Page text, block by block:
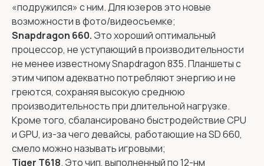
«подружился» с ним. Для юзеров это новые
возможности в фото/видеосъемке;
Snapdragon 660. Это хороший оптимальный
процессор, не уступающий в производительности
не менее известному Snapdragon 835. Планшеты с
этим чипом адекватно потребляют энергию и не
греются, сохраняя высокую среднюю
производительность при длительной нагрузке.
Кроме того, сбалансировано быстродействие CPU
и GPU, из-за чего девайсы, работающие на SD 660,
смело можно называть игровыми;
Tiger T618. Это чип, выполненный по 12-нм